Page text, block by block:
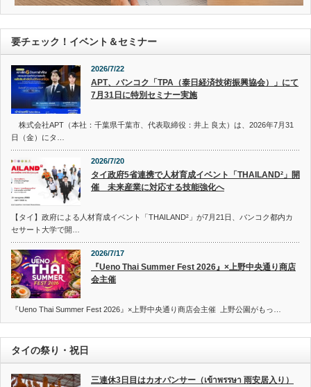
要チェック！イベント＆セミナー
2026/7/22
APT、バンコク「TPA（泰日経済技術振興協会）」にて
7月31日に特別セミナー実施
株式会社APT（本社：千葉県千葉市、代表取締役：井上 良太）は、2026年7月31
日（金）にタ…
2026/7/20
タイ政府5省連携で人材育成イベント「THAILAND²」開
催 未来産業に対応する技能強化へ
【タイ】政府による人材育成イベント「THAILAND²」が7月21日、バンコク都内カ
セサート大学で開…
2026/7/17
『Ueno Thai Summer Fest 2026』×上野中央通り商店
会主催
『Ueno Thai Summer Fest 2026』×上野中央通り商店会主催 上野公園がもっ…
タイの祭り・祝日
三連休3日目はカオパンサー（เข้าพรรษา 雨安居入り）